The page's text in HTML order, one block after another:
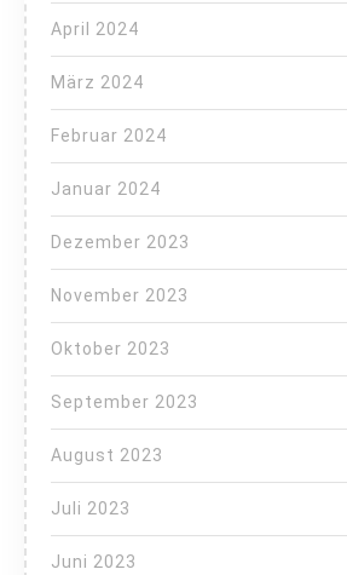
April 2024
März 2024
Februar 2024
Januar 2024
Dezember 2023
November 2023
Oktober 2023
September 2023
August 2023
Juli 2023
Juni 2023